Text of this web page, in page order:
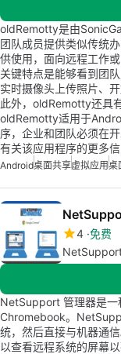
oldRemotty是由
团队成员提供类似传统
供使用，面向远程工作
关键特点是能够看到团
实时摄像头上传照片、
此外，oldRemotty还具
oldRemotty适用于
序，企业和团队必须在
有关该应用程序的更多信
Android桌面共享虚拟应用桌
4 免费
NetSupport 管理器是一
Chromebook。
统，然后直接与机器通
以查看远程系统的屏幕